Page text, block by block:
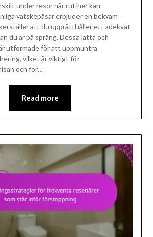
under resor när rutiner kan
vätskepåsar erbjuder en bekväm
att du upprätthåller ett adekvat
du är på språng. Dessa lätta och
utformade för att uppmuntra
vilket är viktigt för
och för…
Read more